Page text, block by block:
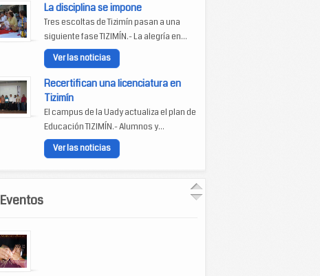
La disciplina se impone
Tres escoltas de Tizimín pasan a una
siguiente fase TIZIMÍN.- La alegría en...
Ver las noticias
Recertifican una licenciatura en
Tizimín
El campus de la Uady actualiza el plan de
Educación TIZIMÍN.- Alumnos y...
Ver las noticias
Eventos